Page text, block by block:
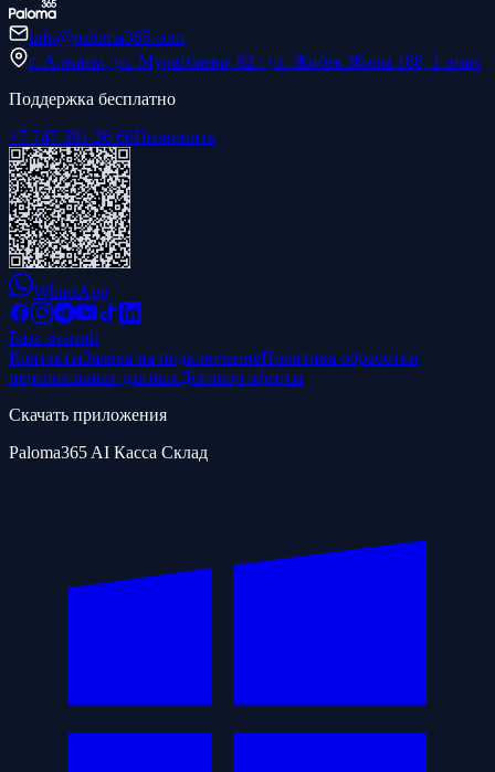
info@paloma365.com
г. Алматы, ул. Муратбаева, 62 / ул. Жибек Жолы 188, 1 этаж
Поддержка бесплатно
+7 747 391 26 66Позвонить
WhatsApp
База знаний
КонтактыЗаявка на подключениеПолитика обработки
персональных данныхДоговор оферты
Скачать приложения
Paloma365 AI Касса Склад